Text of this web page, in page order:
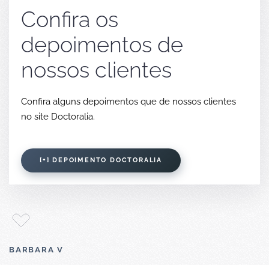
Confira os
depoimentos de
nossos clientes
Confira alguns depoimentos que de nossos clientes
no site Doctoralia.
[+] DEPOIMENTO DOCTORALIA
BARBARA V